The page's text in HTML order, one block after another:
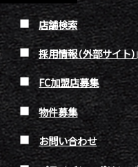
店舗検索
採用情報（外部サイト）
FC加盟店募集
物件募集
お問い合わせ